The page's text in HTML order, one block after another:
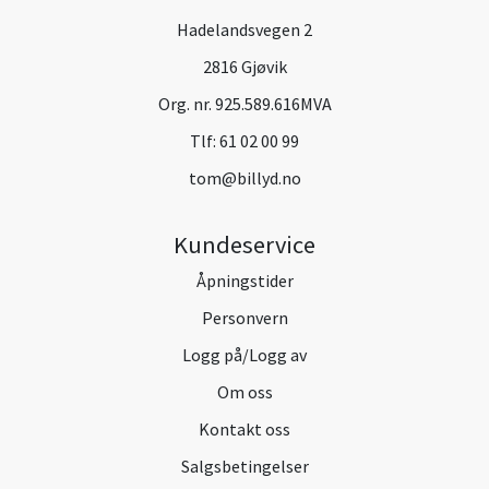
Hadelandsvegen 2
2816 Gjøvik
Org. nr. 925.589.616MVA
Tlf: 61 02 00 99
tom@billyd.no
Kundeservice
Åpningstider
Personvern
Logg på/Logg av
Om oss
Kontakt oss
Salgsbetingelser